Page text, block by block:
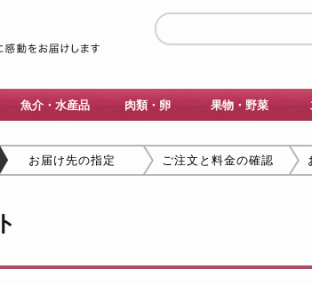
魚介・水産品 肉類・卵 果物・野菜
お届け先の指定 ご注文と料金の確認